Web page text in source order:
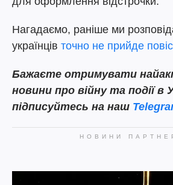
Нагадаємо, раніше ми
українців точно не прийде
Бажаєте отримувати
новини про війну та події в
підписуйтесь на наш